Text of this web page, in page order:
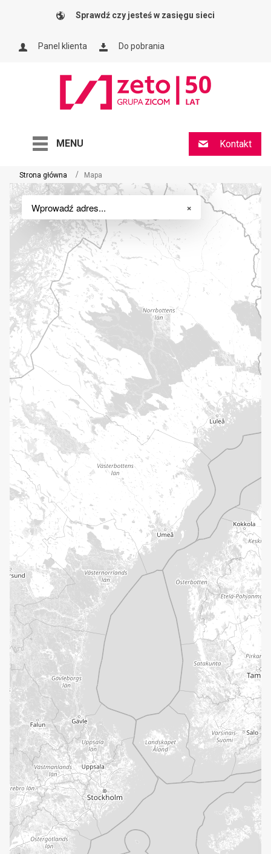
Sprawdź czy jesteś w zasięgu sieci
Panel klienta Do pobrania
Kontakt
MENU
Strona główna Mapa
×